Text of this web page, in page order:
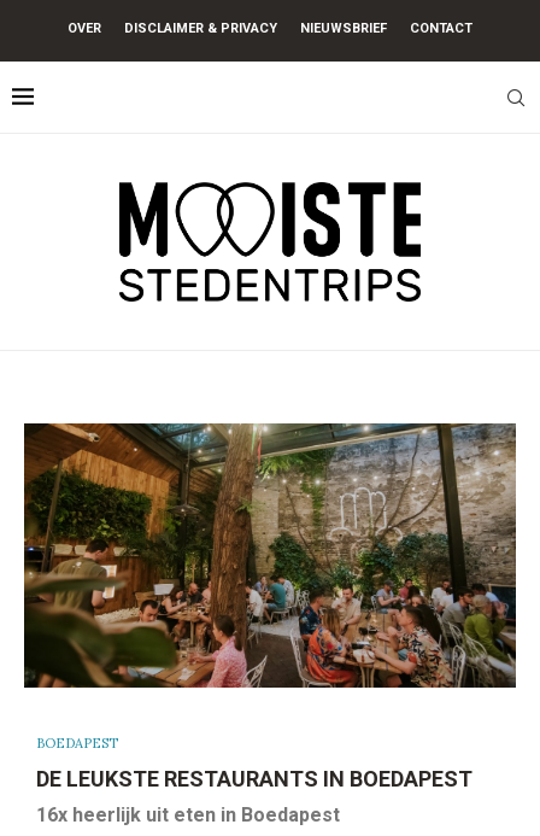
OVER DISCLAIMER & PRIVACY NIEUWSBRIEF CONTACT
BOEDAPEST
DE LEUKSTE RESTAURANTS IN BOEDAPEST
16x heerlijk uit eten in Boedapest